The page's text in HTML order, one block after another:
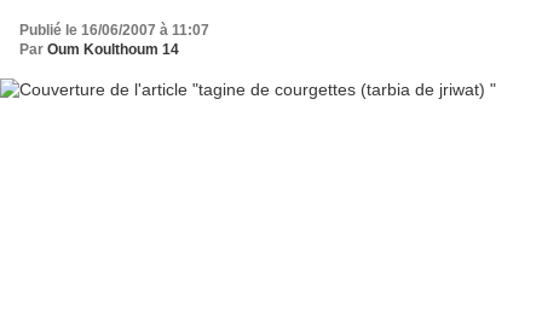
Publié le 16/06/2007 à 11:07
Par Oum Koulthoum 14